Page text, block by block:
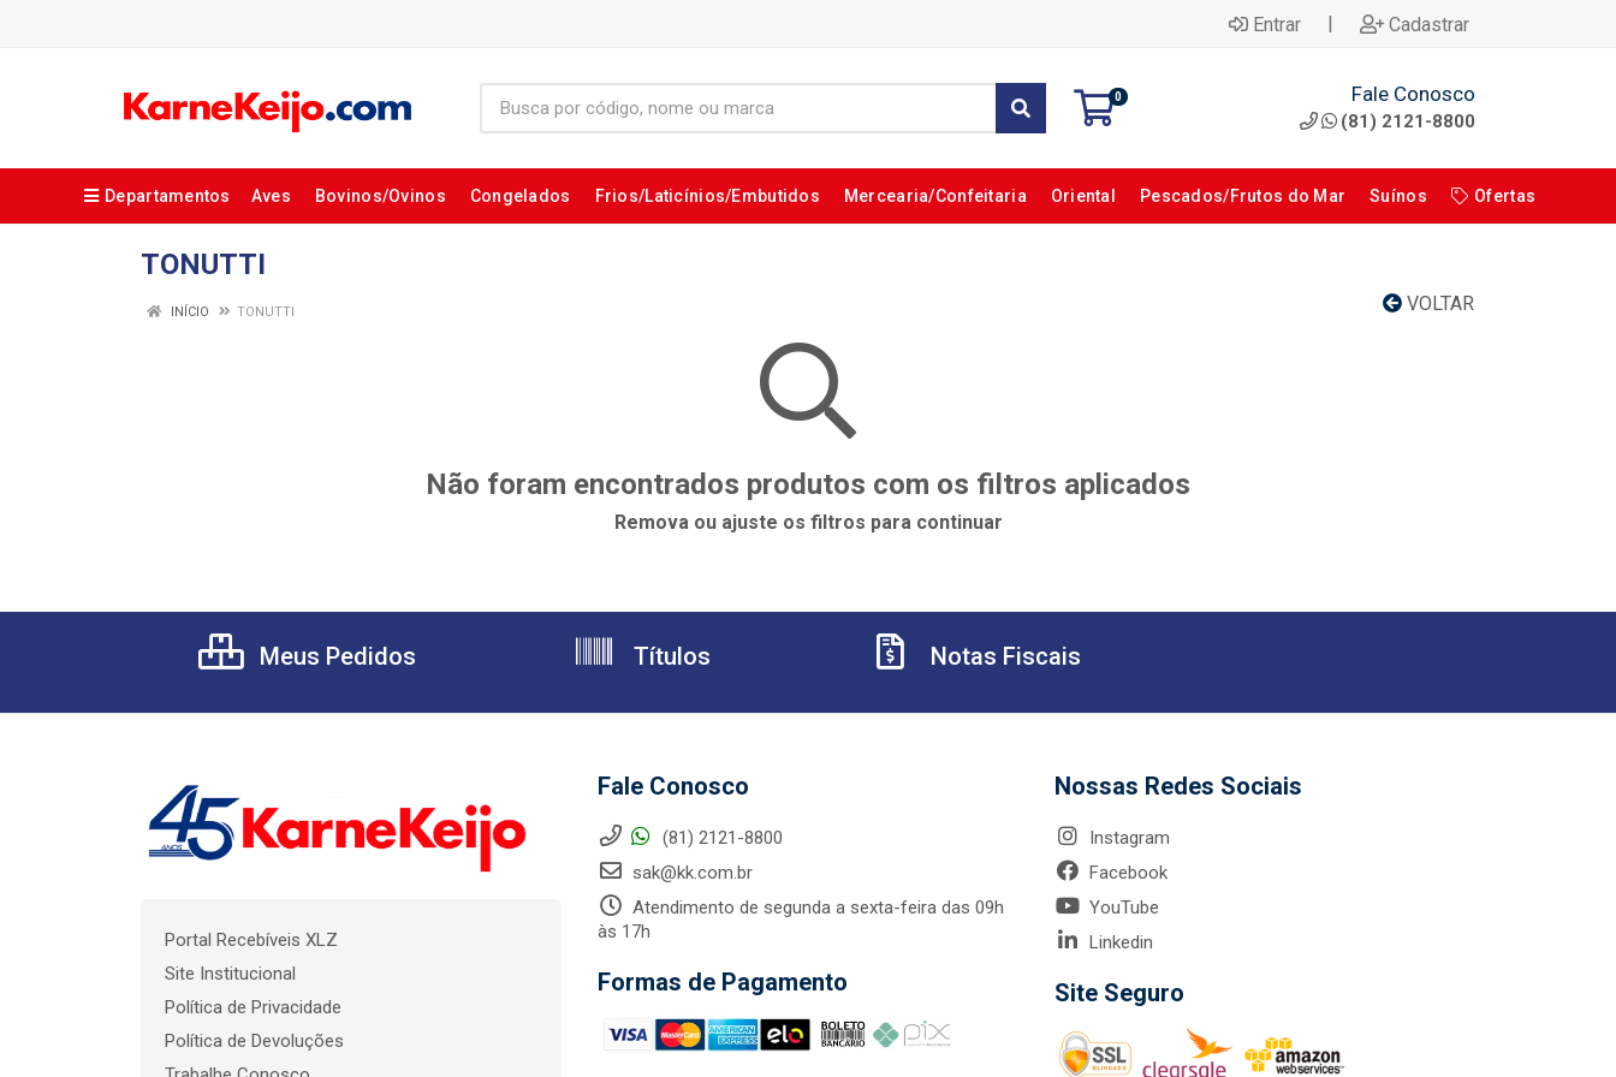
Entrar | Cadastrar
0 Fale Conosco
(81) 2121-8800
Departamentos Aves Bovinos/Ovinos Congelados Frios/Laticínios/Embutidos Mercearia/Confeitaria Oriental Pescados/Frutos do Mar Suínos Ofertas
TONUTTI
VOLTAR
INÍCIO TONUTTI
Não foram encontrados produtos com os filtros aplicados
Remova ou ajuste os filtros para continuar
Meus Pedidos Títulos Notas Fiscais
Portal Recebíveis XLZ
Site Institucional
Política de Privacidade
Política de Devoluções
Fale Conosco
(81) 2121-8800
sak@kk.com.br
Atendimento de segunda a sexta-feira das 09h
às 17h
Formas de Pagamento
Nossas Redes Sociais
Instagram
Facebook
YouTube
Linkedin
Site Seguro